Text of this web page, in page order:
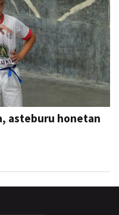
asteburu honetan